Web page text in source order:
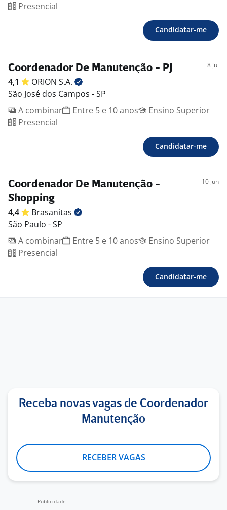
Presencial
Candidatar-me
Coordenador De Manutenção - PJ 8 jul
4,1 ORION S.A.
São José dos Campos - SP
A combinar
Entre 5 e 10 anos
Ensino Superior
Presencial
Candidatar-me
Coordenador De Manutenção -
Shopping
10 jun
4,4
Brasanitas
São Paulo - SP
A combinar
Entre 5 e 10 anos
Ensino Superior
Presencial
Candidatar-me
Receba novas vagas de Coordenador
Manutenção
RECEBER VAGAS